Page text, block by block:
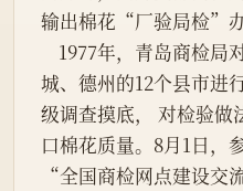
输出棉花“厂验局检”办
城、德州的12个县市进
级调查摸底， 对检验做
口棉花质量。8月1日，
“全国商检网点建设